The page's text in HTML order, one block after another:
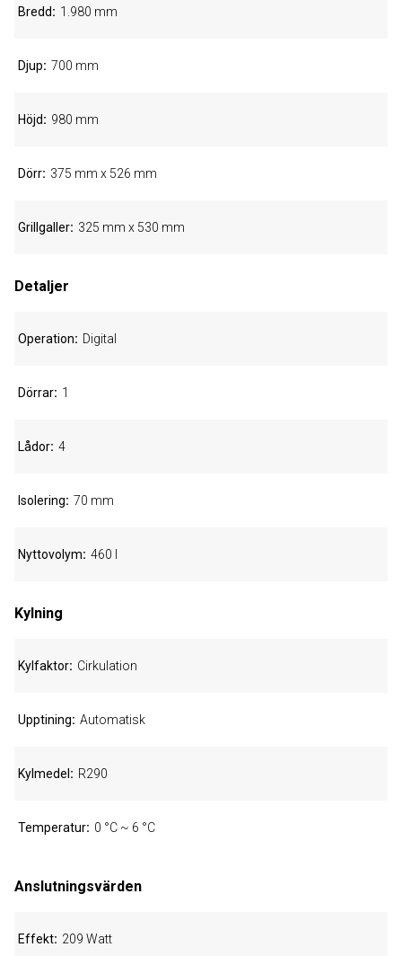
Bredd 1.980 mm
Djup 700 mm
Höjd 980 mm
Dörr 375 mm x 526 mm
Grillgaller 325 mm x 530 mm
Detaljer
Operation Digital
Dörrar 1
Lådor 4
Isolering 70 mm
Nyttovolym 460 l
Kylning
Kylfaktor Cirkulation
Upptining Automatisk
Kylmedel R290
Temperatur 0 °C ~ 6 °C
Anslutningsvärden
Effekt 209 Watt